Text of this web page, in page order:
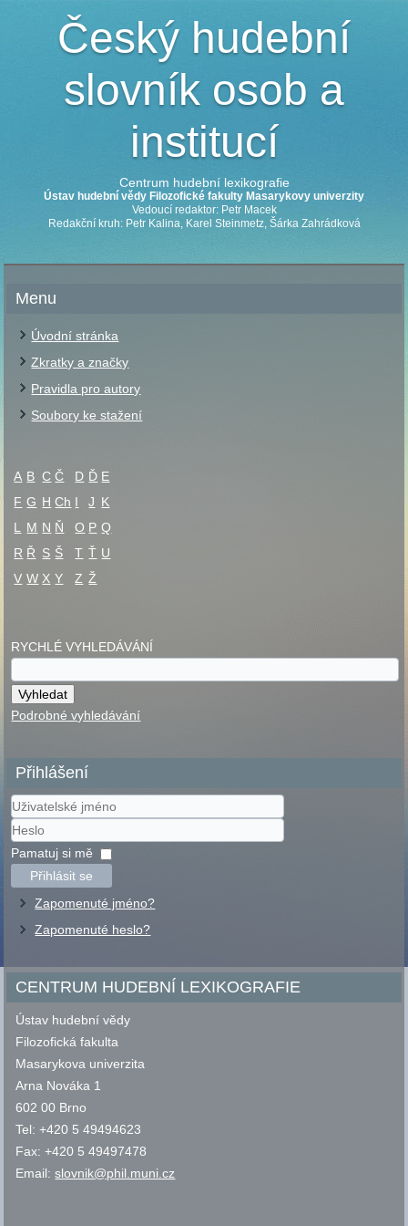
Český hudební
slovník osob a
institucí
Centrum hudební lexikografie
Ústav hudební vědy Filozofické fakulty Masarykovy univerzity
Vedoucí redaktor: Petr Macek
Redakční kruh: Petr Kalina, Karel Steinmetz, Šárka Zahrádková
Menu
Úvodní stránka
Zkratky a značky
Pravidla pro autory
Soubory ke stažení
A B C Č D Ď E
F G H Ch I J K
L
M N Ň O P Q
R Ř S Š T Ť U
V W X Y Z Ž
RYCHLÉ VYHLEDÁVÁNÍ
Podrobné vyhledávání
Přihlášení
Uživatelské
jméno
Heslo
Pamatuj si mě
Přihlásit se
Zapomenuté jméno?
Zapomenuté heslo?
CENTRUM HUDEBNÍ LEXIKOGRAFIE
Ústav hudební vědy
Filozofická fakulta
Masarykova univerzita
Arna Nováka 1
602 00 Brno
Tel: +420 5 49494623
Fax: +420 5 49497478
Email:slovnik@phil.muni.cz